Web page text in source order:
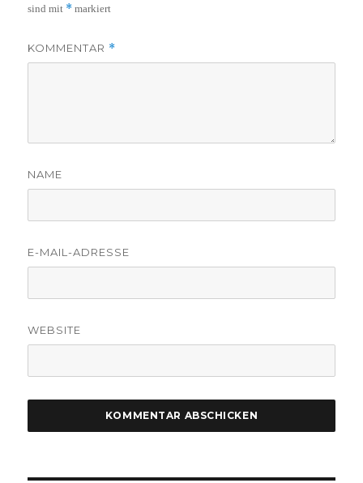
sind mit * markiert
KOMMENTAR *
NAME
E-MAIL-ADRESSE
WEBSITE